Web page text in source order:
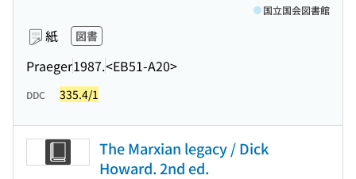
紙 図書
Praeger1987.<EB51-A20>
国立国会図書館
DDC 335.4/1
The Marxian legacy / Dick
Howard. 2nd ed.